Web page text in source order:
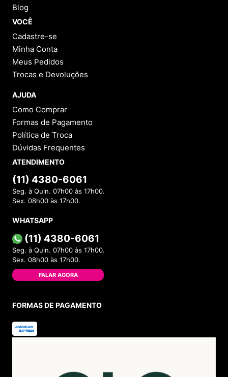
Blog
VOCÊ
Cadastre-se
Minha Conta
Meus Pedidos
Trocas e Devoluções
AJUDA
Como Comprar
Formas de Pagamento
Política de Troca
Dúvidas Frequentes
ATENDIMENTO
(11) 4380-6061
Seg. à Quin. 07h00 às 17h00.
Sex. 08h00 às 17h00.
WHATSAPP
(11) 4380-6061
Seg. à Quin. 07h00 às 17h00.
Sex. 08h00 às 17h00.
FALAR AGORA
FORMAS DE PAGAMENTO